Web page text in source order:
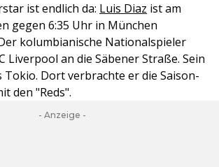
ist endlich da: Luis Diaz ist am
gegen 6:35 Uhr in München
kolumbianische Nationalspieler
Liverpool an die Säbener Straße. Sein
Tokio. Dort verbrachte er die Saison-
den "Reds".
- Anzeige -